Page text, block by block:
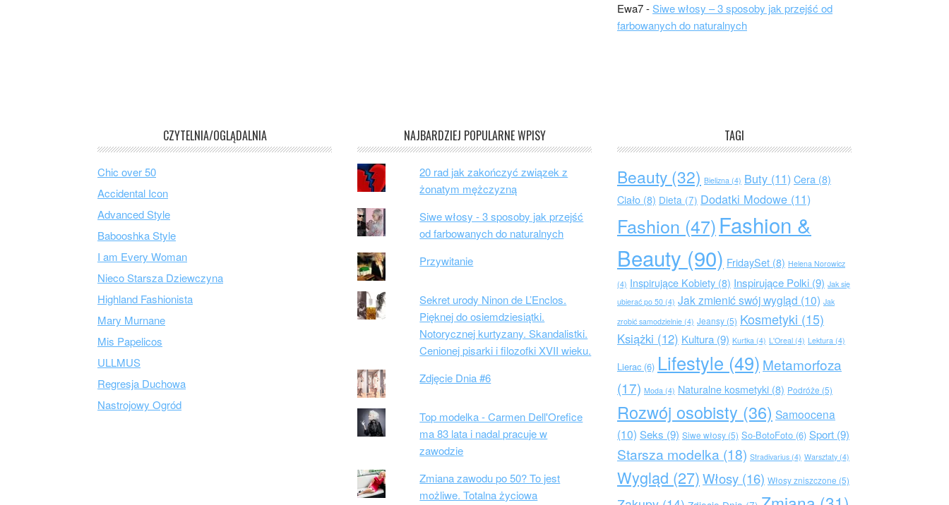
Ewa7-Siwe włosy – 3 sposoby jak przejść od
farbowanych do naturalnych
CZYTELNIA/OGLĄDALNIA
Chic over 50
Accidental Icon
Advanced Style
Babooshka Style
I am Every Woman
Nieco Starsza Dziewczyna
Highland Fashionista
Mary Murnane
Mis Papelicos
ULLMUS
Regresja Duchowa
Nastrojowy Ogród
NAJBARDZIEJ POPULARNE WPISY
20 rad jak zakończyć związek z
żonatym mężczyzną
Siwe włosy - 3 sposoby jak przejść
od farbowanych do naturalnych
Przywitanie
Sekret urody Ninon de L’Enclos.
Pięknej do osiemdziesiątki.
Notorycznej kurtyzany. Skandalistki.
Cenionej pisarki i filozofki XVII wieku.
Zdjęcie Dnia #6
Top modelka - Carmen Dell'Orefice
ma 83 lata i nadal pracuje w
zawodzie
Zmiana zawodu po 50? To jest
możliwe. Totalna życiowa
TAGI
Beauty (32) Bielizna (4) Buty (11) Cera (8)
Ciało (8) Dieta (7) Dodatki Modowe (11)
Fashion (47)Fashion &
Beauty (90) FridaySet (8) Helena Norowicz
(4) Inspirujące Kobiety (8) Inspirujące Polki (9) Jak się
ubierać po 50 (4) Jak zmienić swój wygląd (10) Jak
zrobić samodzielnie (4) Jeansy (5) Kosmetyki (15)
Książki (12) Kultura (9) Kurtka (4) L'Oreal (4) Lektura (4)
Lierac (6) Lifestyle (49) Metamorfoza
(17) Moda (4) Naturalne kosmetyki (8) Podróże (5)
Rozwój osobisty (36) Samoocena
(10) Seks (9) Siwe włosy (5) So-BotoFoto (6) Sport (9)
Starsza modelka (18) Stradivarius (4) Warsztaty (4)
Wygląd (27)Włosy (16) Włosy zniszczone (5)